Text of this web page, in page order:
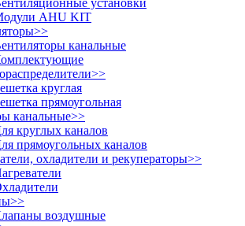
установки
AHU KIT
>>
канальные
>>
круглая
прямоугольная
канальные>>
круглых каналов
прямоугольных каналов
охладители и рекуператоры>>
>>
воздушные